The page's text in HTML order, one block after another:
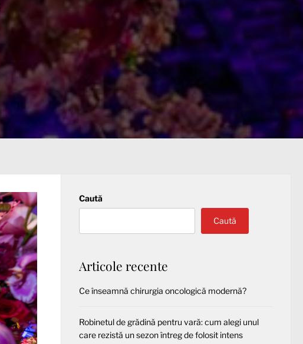
Caută
Caută
Articole recente
Ce înseamnă chirurgia oncologică modernă?
Robinetul de grădină pentru vară: cum alegi unul
care rezistă un sezon întreg de folosit intens